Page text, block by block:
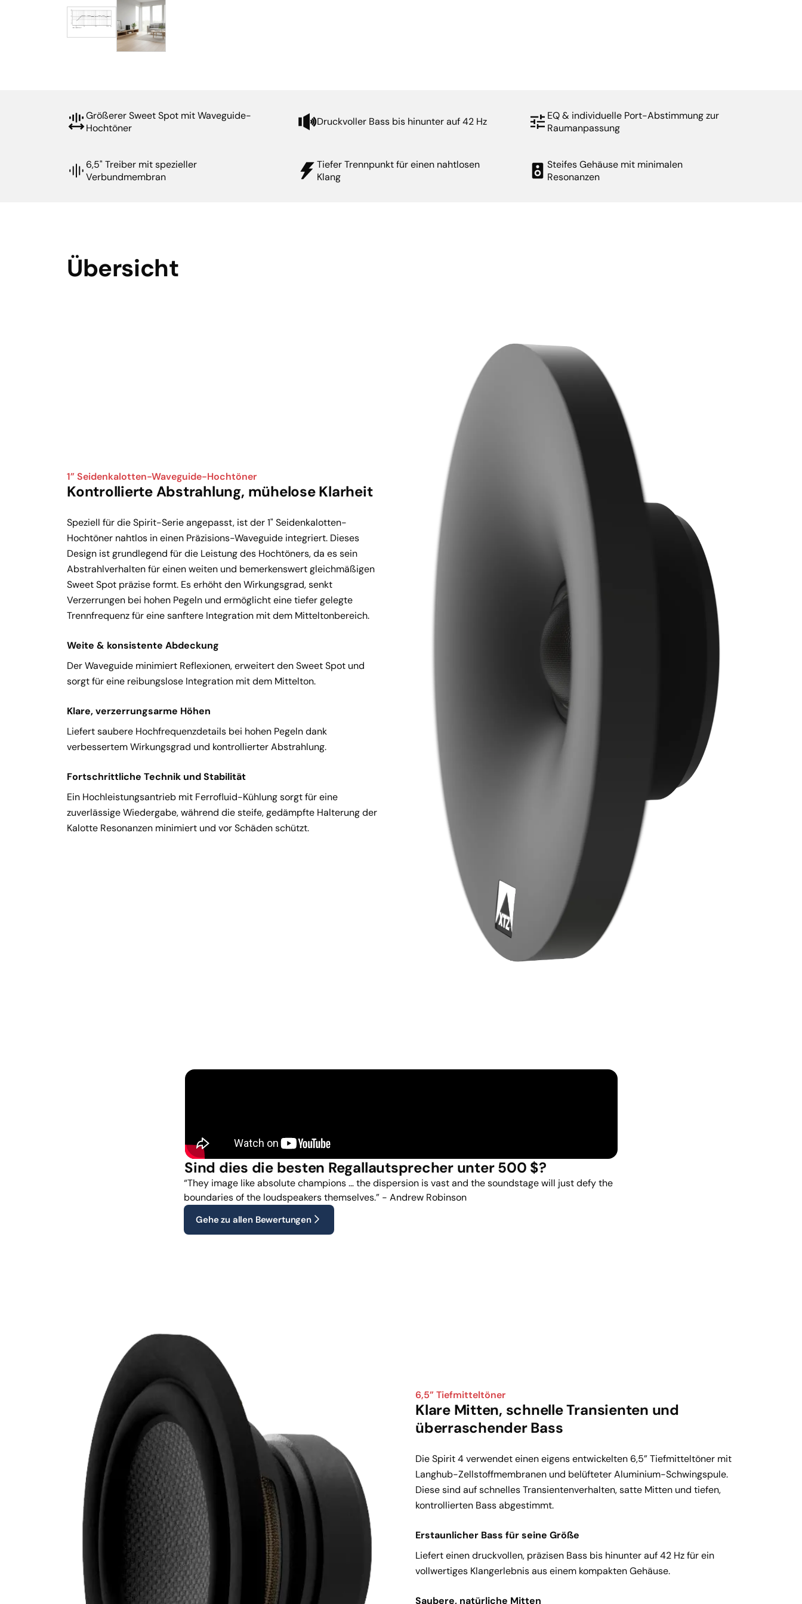
Größerer Sweet Spot mit Waveguide-
Hochtöner
Druckvoller Bass bis hinunter auf 42 Hz
EQ & individuelle Port-Abstimmung zur
Raumanpassung
6,5" Treiber mit spezieller
Verbundmembran
Tiefer Trennpunkt für einen nahtlosen
Klang
Steifes Gehäuse mit minimalen
Resonanzen
Übersicht
1” Seidenkalotten-Waveguide-Hochtöner
Kontrollierte Abstrahlung, mühelose Klarheit
Speziell für die Spirit-Serie angepasst, ist der 1" Seidenkalotten-
Hochtöner nahtlos in einen Präzisions-Waveguide integriert. Dieses
Design ist grundlegend für die Leistung des Hochtöners, da es sein
Abstrahlverhalten für einen weiten und bemerkenswert gleichmäßigen
Sweet Spot präzise formt. Es erhöht den Wirkungsgrad, senkt
Verzerrungen bei hohen Pegeln und ermöglicht eine tiefer gelegte
Trennfrequenz für eine sanftere Integration mit dem Mitteltonbereich.
Weite & konsistente Abdeckung
Der Waveguide minimiert Reflexionen, erweitert den Sweet Spot und
sorgt für eine reibungslose Integration mit dem Mittelton.
Klare, verzerrungsarme Höhen
Liefert saubere Hochfrequenzdetails bei hohen Pegeln dank
verbessertem Wirkungsgrad und kontrollierter Abstrahlung.
Fortschrittliche Technik und Stabilität
Ein Hochleistungsantrieb mit Ferrofluid-Kühlung sorgt für eine
zuverlässige Wiedergabe, während die steife, gedämpfte Halterung der
Kalotte Resonanzen minimiert und vor Schäden schützt.
Sind dies die besten Regallautsprecher unter 500 $?
“They image like absolute champions … the dispersion is vast and the soundstage will just defy the
boundaries of the loudspeakers themselves.” - Andrew Robinson
Gehe zu allen Bewertungen
6,5” Tiefmitteltöner
Klare Mitten, schnelle Transienten und
überraschender Bass
Die Spirit 4 verwendet einen eigens entwickelten 6,5” Tiefmitteltöner mit
Langhub-Zellstoffmembranen und belüfteter Aluminium-Schwingspule.
Diese sind auf schnelles Transientenverhalten, satte Mitten und tiefen,
kontrollierten Bass abgestimmt.
Erstaunlicher Bass für seine Größe
Liefert einen druckvollen, präzisen Bass bis hinunter auf 42 Hz für ein
vollwertiges Klangerlebnis aus einem kompakten Gehäuse.
Saubere, natürliche Mitten